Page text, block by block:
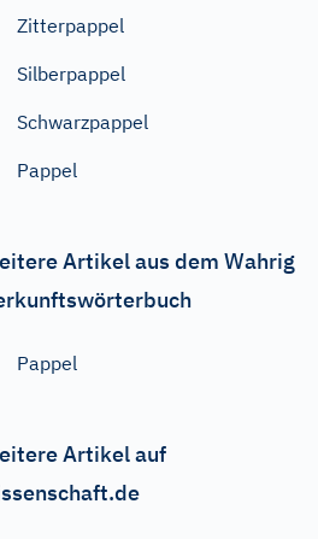
Zitterpappel
Silberpappel
Schwarzpappel
Pappel
Artikel aus dem Wahrig
Pappel
Artikel auf